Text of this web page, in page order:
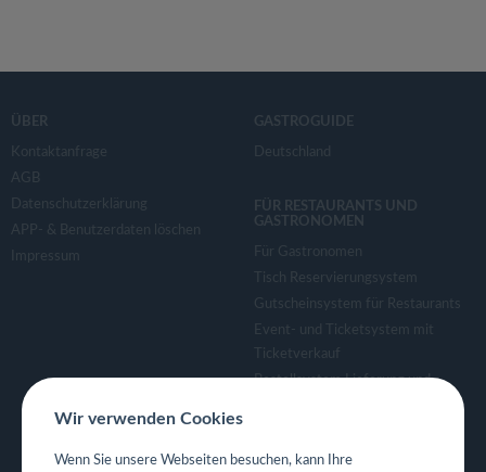
ÜBER
Kontaktanfrage
AGB
Datenschutzerklärung
APP- & Benutzerdaten löschen
Impressum
GASTROGUIDE
Deutschland
FÜR RESTAURANTS UND
GASTRONOMEN
Für Gastronomen
Tisch Reservierungsystem
Gutscheinsystem für Restaurants
Event- und Ticketsystem mit
Ticketverkauf
Bestellsystem Lieferung und
Eigene App für Restaurant
Wir verwenden Cookies
Wenn Sie unsere Webseiten besuchen, kann Ihre